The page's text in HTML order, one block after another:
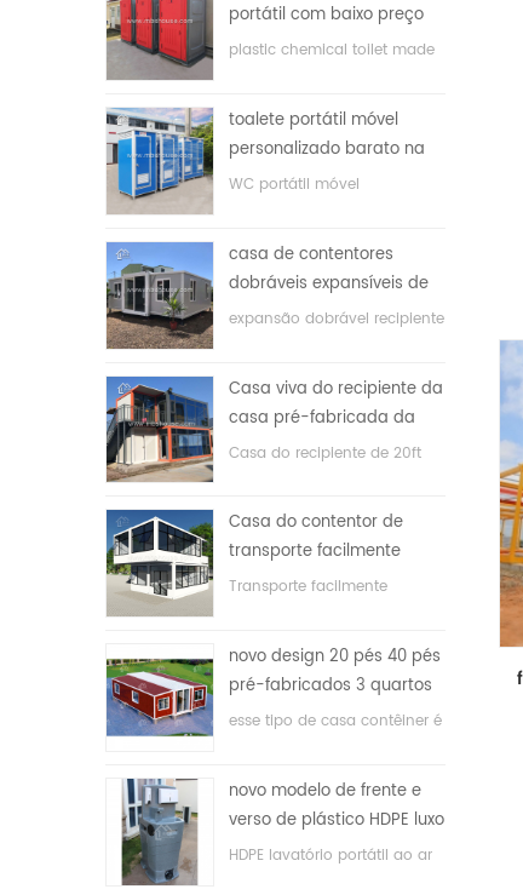
portátil com baixo preço
plastic chemical toilet made
toalete portátil móvel
personalizado barato na
China para o local de
WC portátil móvel
casa de contentores
dobráveis ​​expansíveis de
baixo preço
expansão dobrável recipiente
Casa viva do recipiente da
casa pré-fabricada da
prova de fogo de 20ft em
Casa do recipiente de 20ft
Casa do contentor de
transporte facilmente
montada e conveniente
Transporte facilmente
novo design 20 pés 40 pés
pré-fabricados 3 quartos
minúscula casa recipiente
esse tipo de casa contêiner é
e com sistema elétrico.
novo modelo de frente e
verso de plástico HDPE luxo
público banheiro lavatório
HDPE lavatório portátil ao ar